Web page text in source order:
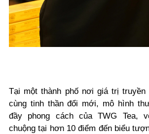
Tại một thành phố nơi giá trị truyền
cùng tinh thần đổi mới, mô hình
đầy phong cách của TWG Tea,
chuộng tại hơn 10 điểm đến biểu